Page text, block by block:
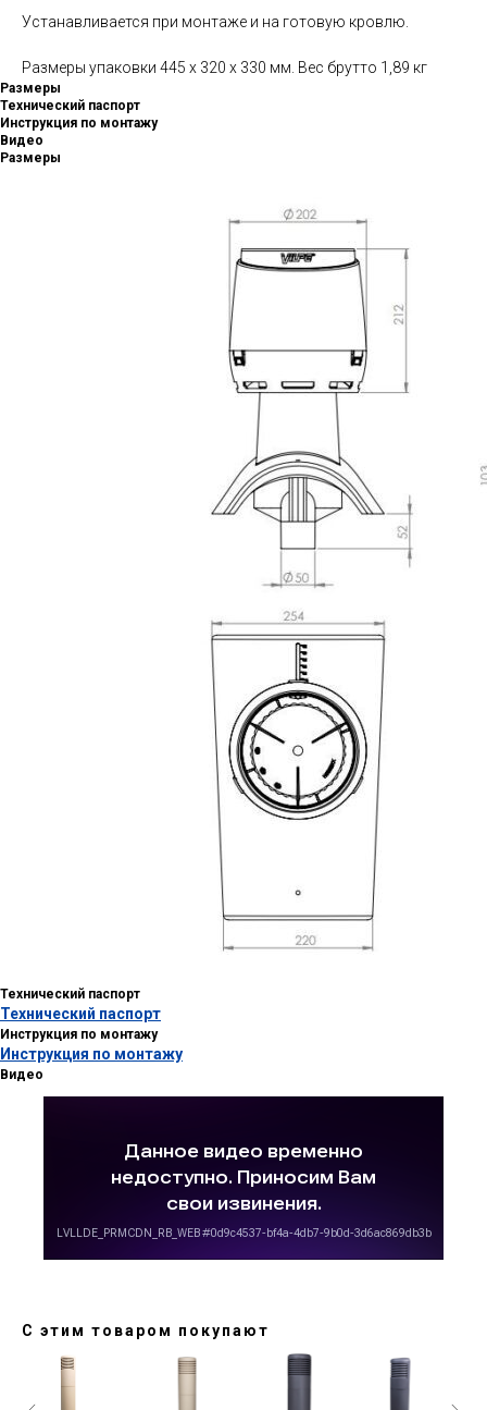
Устанавливается при монтаже и на готовую кровлю.
Размеры упаковки 445 x 320 x 330 мм. Вес брутто 1,89 кг
Размеры
Технический паспорт
Инструкция по монтажу
Видео
Размеры
Технический паспорт
Технический паспорт
Инструкция по монтажу
Инструкция по монтажу
Видео
С этим товаром покупают